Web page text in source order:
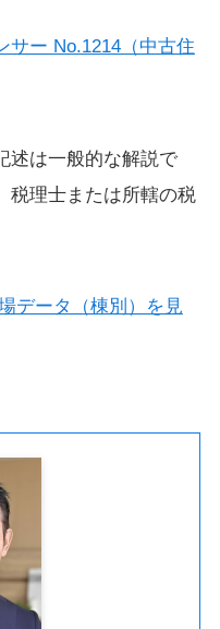
サー No.1214（中古住
述は一般的な解説で
税理士または所轄の税
データ（棟別）を見